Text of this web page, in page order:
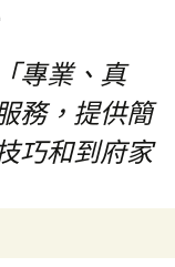
專業、真
務，提供簡
巧和到府家